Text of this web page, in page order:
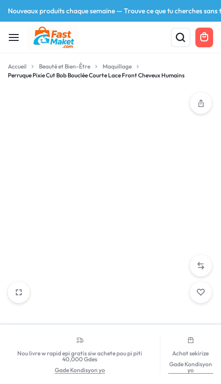
Nouveaux produits chaque semaine — Trouve ce que tu cherches sans
Accueil Beauté et Bien-Être
Maquillage
Perruque Pixie Cut Bob Bouclée Courte Lace Front Cheveux Humains
Nou livre w rapid epi gratis siw achete pou pi piti
40,000 Gdes
Gade Kondisyon yo
Achat sekirize
Gade Kondisyon
yo